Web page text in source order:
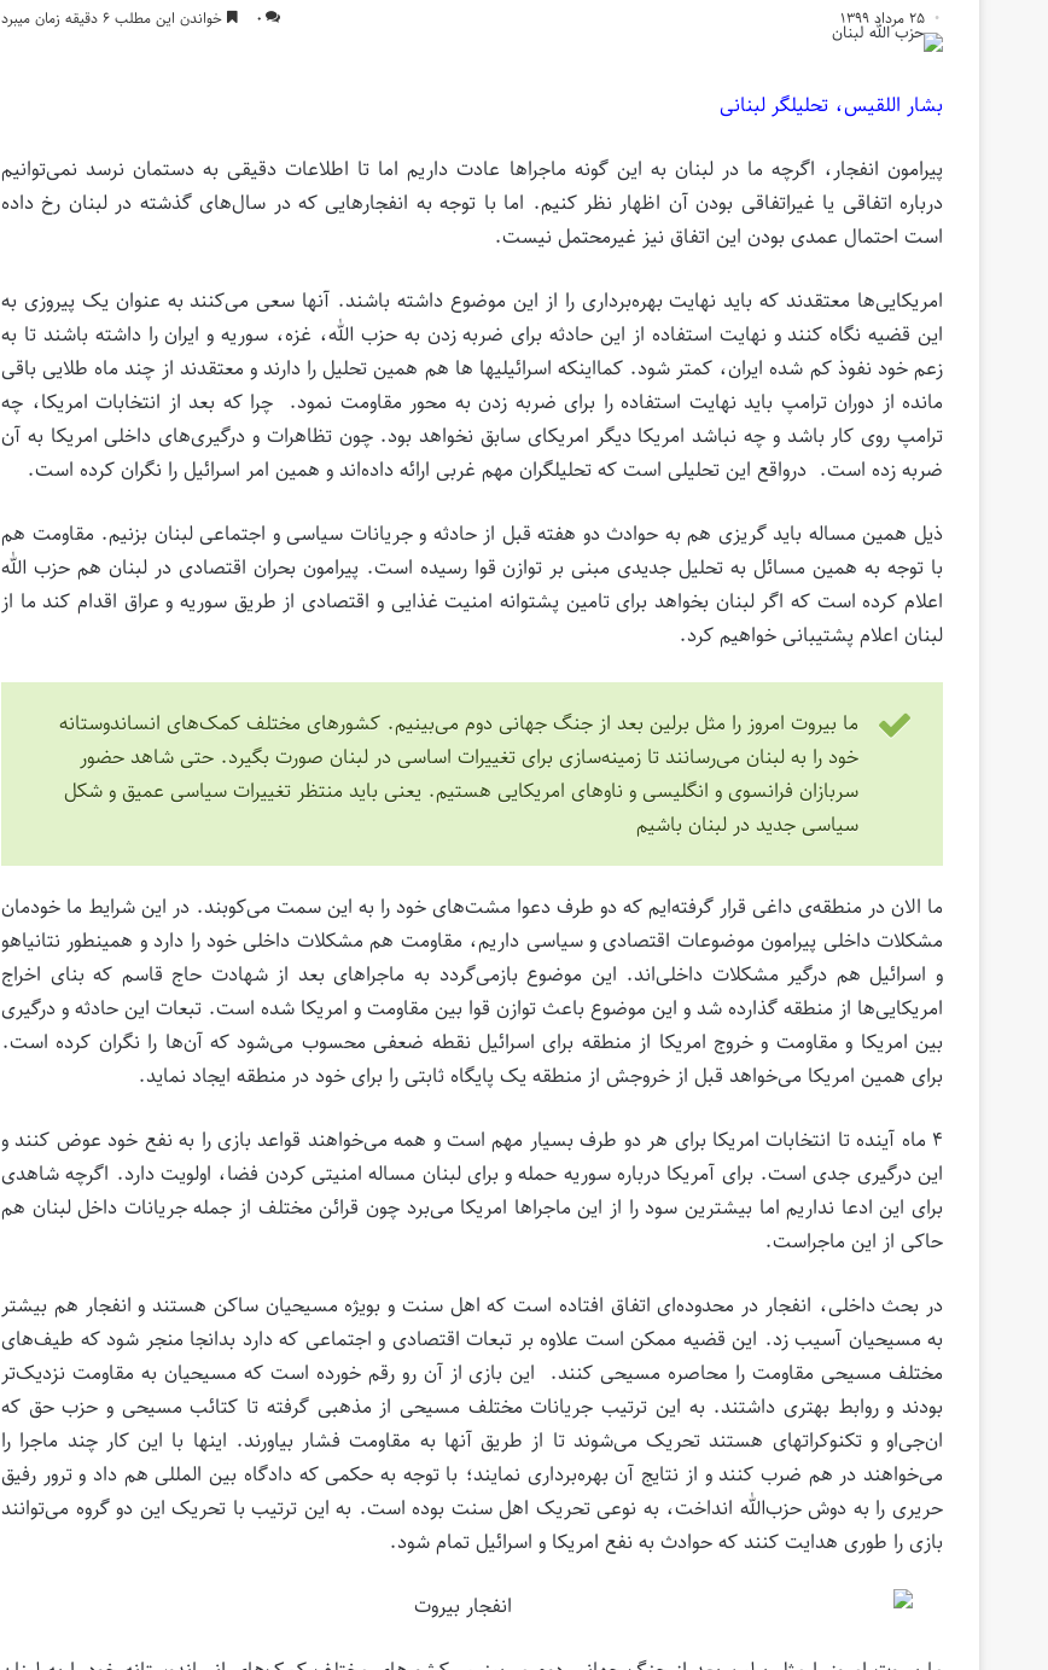
۲۵ مرداد ۱۳۹۹ ۰ خواندن این مطلب ۶ دقیقه زمان میبرد
بشار اللقیس، تحلیلگر لبنانی
پیرامون انفجار، اگرچه ما در لبنان به این گونه ماجراها عادت داریم اما تا اطلاعات دقیقی به دستمان نرسد نمی‌توانیم
درباره اتفاقی یا غیراتفاقی بودن آن اظهار نظر کنیم. اما با توجه به انفجارهایی که در سال‌های گذشته در لبنان رخ داده
است احتمال عمدی بودن این اتفاق نیز غیرمحتمل نیست.
امریکایی‌ها معتقدند که باید نهایت بهره‌برداری را از این موضوع داشته باشند. آنها سعی می‌کنند به عنوان یک پیروزی به
این قضیه نگاه کنند و نهایت استفاده از این حادثه برای ضربه زدن به حزب الله، غزه، سوریه و ایران را داشته باشند تا به
زعم خود نفوذ کم شده ایران، کمتر شود. کمااینکه اسرائیلیها ها هم همین تحلیل را دارند و معتقدند از چند ماه طلایی باقی
مانده از دوران ترامپ باید نهایت استفاده را برای ضربه زدن به محور مقاومت نمود. چرا که بعد از انتخابات امریکا، چه
ترامپ روی کار باشد و چه نباشد امریکا دیگر امریکای سابق نخواهد بود. چون تظاهرات و درگیری‌های داخلی امریکا به آن
ضربه زده است. درواقع این تحلیلی است که تحلیلگران مهم غربی ارائه داده‌اند و همین امر اسرائیل را نگران کرده است.
ذیل همین مساله باید گریزی هم به حوادث دو هفته قبل از حادثه و جریانات سیاسی و اجتماعی لبنان بزنیم. مقاومت هم
با توجه به همین مسائل به تحلیل جدیدی مبنی بر توازن قوا رسیده است. پیرامون بحران اقتصادی در لبنان هم حزب الله
اعلام کرده است که اگر لبنان بخواهد برای تامین پشتوانه امنیت غذایی و اقتصادی از طریق سوریه و عراق اقدام کند ما از
لبنان اعلام پشتیبانی خواهیم کرد.
ما بیروت امروز را مثل برلین بعد از جنگ جهانی دوم می‌بینیم. کشورهای مختلف کمک‌های انساندوستانه
خود را به لبنان می‌رسانند تا زمینه‌سازی برای تغییرات اساسی در لبنان صورت بگیرد. حتی شاهد حضور
سربازان فرانسوی و انگلیسی و ناوهای امریکایی هستیم. یعنی باید منتظر تغییرات سیاسی عمیق و شکل
سیاسی جدید در لبنان باشیم
ما الان در منطقه‌ی داغی قرار گرفته‌ایم که دو طرف دعوا مشت‌های خود را به این سمت می‌کوبند. در این شرایط ما خودمان
مشکلات داخلی پیرامون موضوعات اقتصادی و سیاسی داریم، مقاومت هم مشکلات داخلی خود را دارد و همینطور نتانیاهو
و اسرائیل هم درگیر مشکلات داخلی‌اند. این موضوع بازمی‌گردد به ماجراهای بعد از شهادت حاج قاسم که بنای اخراج
امریکایی‌ها از منطقه گذارده شد و این موضوع باعث توازن قوا بین مقاومت و امریکا شده است. تبعات این حادثه و درگیری
بین امریکا و مقاومت و خروج امریکا از منطقه برای اسرائیل نقطه ضعفی محسوب می‌شود که آن‌ها را نگران کرده است.
برای همین امریکا می‌خواهد قبل از خروجش از منطقه یک پایگاه ثابتی را برای خود در منطقه ایجاد نماید.
۴ ماه آینده تا انتخابات امریکا برای هر دو طرف بسیار مهم است و همه می‌خواهند قواعد بازی را به نفع خود عوض کنند و
این درگیری جدی است. برای آمریکا درباره سوریه حمله و برای لبنان مساله امنیتی کردن فضا، اولویت دارد. اگرچه شاهدی
برای این ادعا نداریم اما بیشترین سود را از این ماجراها امریکا می‌برد چون قرائن مختلف از جمله جریانات داخل لبنان هم
حاکی از این ماجراست.
در بحث داخلی، انفجار در محدوده‌ای اتفاق افتاده است که اهل سنت و بویژه مسیحیان ساکن هستند و انفجار هم بیشتر
به مسیحیان آسیب زد. این قضیه ممکن است علاوه بر تبعات اقتصادی و اجتماعی که دارد بدانجا منجر شود که طیف‌های
مختلف مسیحی مقاومت را محاصره مسیحی کنند. این بازی از آن رو رقم خورده است که مسیحیان به مقاومت نزدیک‌تر
بودند و روابط بهتری داشتند. به این ترتیب جریانات مختلف مسیحی از مذهبی گرفته تا کتائب مسیحی و حزب حق که
ان‌جی‌او و تکنوکراتهای هستند تحریک می‌شوند تا از طریق آنها به مقاومت فشار بیاورند. اینها با این کار چند ماجرا را
می‌خواهند در هم ضرب کنند و از نتایج آن بهره‌برداری نمایند؛ با توجه به حکمی که دادگاه بین المللی هم داد و ترور رفیق
حریری را به دوش حزب‌الله انداخت، به نوعی تحریک اهل سنت بوده است. به این ترتیب با تحریک این دو گروه می‌توانند
بازی را طوری هدایت کنند که حوادث به نفع امریکا و اسرائیل تمام شود.